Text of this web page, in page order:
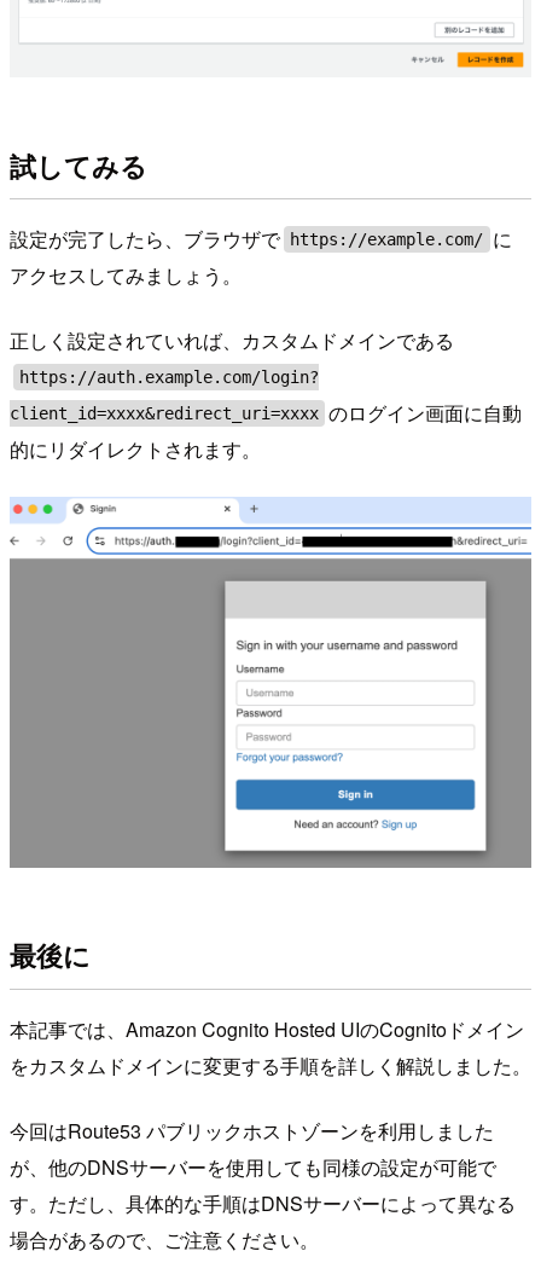
試してみる
設定が完了したら、ブラウザで https://example.com/ に
アクセスしてみましょう。
正しく設定されていれば、カスタムドメインである
https://auth.example.com/login?
client_id=xxxx&redirect_uri=xxxx のログイン画面に自動
的にリダイレクトされます。
最後に
本記事では、Amazon Cognito Hosted UIのCognitoドメイン
をカスタムドメインに変更する手順を詳しく解説しました。
今回はRoute53 パブリックホストゾーンを利用しました
が、他のDNSサーバーを使用しても同様の設定が可能で
す。ただし、具体的な手順はDNSサーバーによって異なる
場合があるので、ご注意ください。